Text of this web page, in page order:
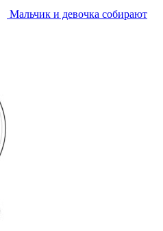
Мальчик и девочка собирают